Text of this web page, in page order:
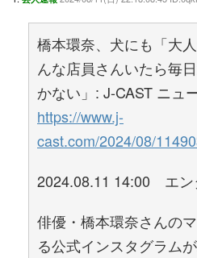
橋本環奈、犬にも「大
んな店員さんいたら毎
かない」: J-CAST ニュ
https://www.j-
cast.com/2024/08/
2024.08.11 14:00 エン
俳優・橋本環奈さんの
る公式インスタグラム